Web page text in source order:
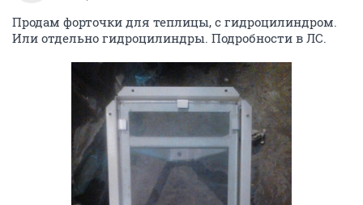
oIoaHToM
veteran
15 февраля 2020 oIoaHToM
не нашел более подходящего чем этот топик.
если что перенаправьте на соответствующий.
суть такова. есть дрель РИТМ и на нее нужен конденсатор. сломалась